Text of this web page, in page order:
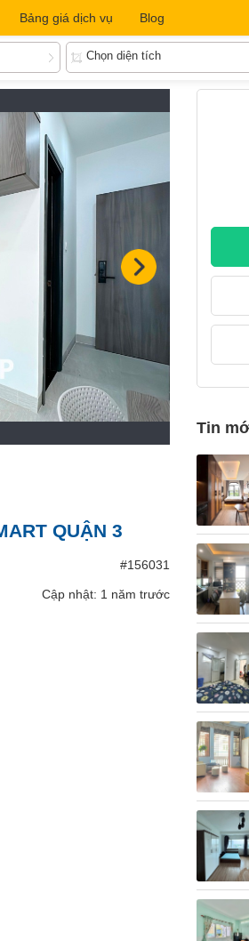
Bảng giá dịch vụ Blog
Chọn diện tích
QUẬN 3
#156031
Cập nhật: 1 năm trước
Tin